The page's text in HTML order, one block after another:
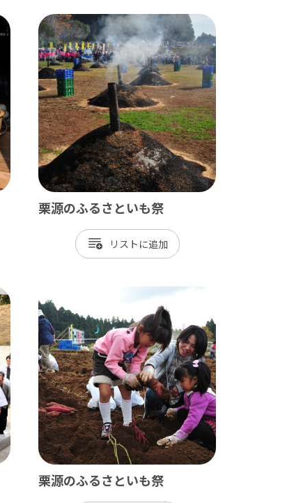
横芝光町
一宮町
睦沢町
長生村
白子町
長柄町
長南町
栗源のふるさといも祭
リスト
栗源のふるさといも祭